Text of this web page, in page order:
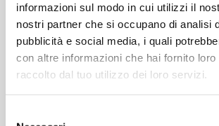
informazioni sul modo in cui utilizzi il
nostri partner che si occupano di analisi
pubblicità e social media, i quali
con altre informazioni che hai fornito loro
raccolto dal tuo utilizzo dei loro servizi.
Parzialmente conforme
Questa applicazione mobile è
requisiti previsti dall’appendice A della
301549 in ragione dei casi di non
seguito
Contenuti non accessibili: